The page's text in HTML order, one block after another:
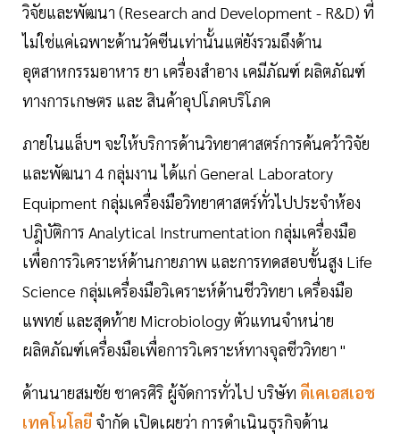
วิจัยและพัฒนา (Research and Development - R&D) ที่
ไม่ใช่แค่เฉพาะด้านวัคซีนเท่านั้นแต่ยังรวมถึงด้าน
อุตสาหกรรมอาหาร ยา เครื่องสำอาง เคมีภัณฑ์ ผลิตภัณฑ์
ทางการเกษตร และ สินค้าอุปโภคบริโภค
ภายในแล็บฯ จะให้บริการด้านวิทยาศาสตร์การค้นคว้าวิจัย
และพัฒนา 4 กลุ่มงาน ได้แก่ General Laboratory
Equipment กลุ่มเครื่องมือวิทยาศาสตร์ทั่วไปประจำห้อง
ปฎิบัติการ Analytical Instrumentation กลุ่มเครื่องมือ
เพื่อการวิเคราะห์ด้านกายภาพ และการทดสอบขั้นสูง Life
Science กลุ่มเครื่องมือวิเคราะห์ด้านชีววิทยา เครื่องมือ
แพทย์ และสุดท้าย Microbiology ตัวแทนจำหน่าย
ผลิตภัณฑ์เครื่องมือเพื่อการวิเคราะห์ทางจุลชีววิทยา "
ด้านนายสมชัย ชาครศิริ ผู้จัดการทั่วไป บริษัท ดีเคเอสเอช
เทคโนโลยี จำกัด เปิดเผยว่า การดำเนินธุรกิจด้าน